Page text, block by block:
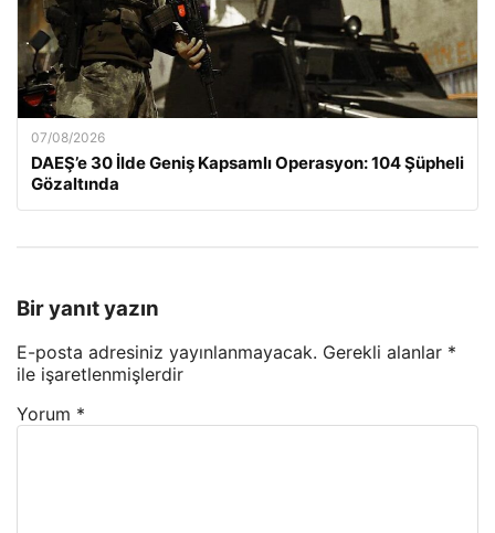
07/08/2026
DAEŞ’e 30 İlde Geniş Kapsamlı Operasyon: 104 Şüpheli
Gözaltında
Bir yanıt yazın
E-posta adresiniz yayınlanmayacak. Gerekli alanlar *
ile işaretlenmişlerdir
Yorum *